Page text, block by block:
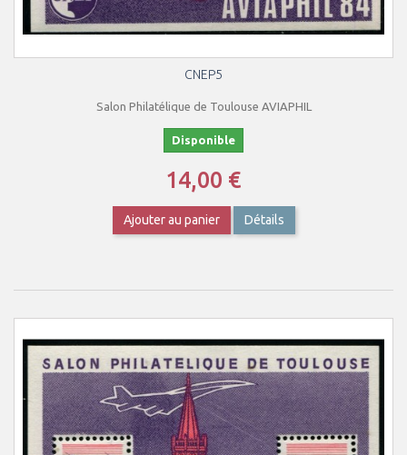
CNEP5
Salon Philatélique de Toulouse AVIAPHIL
Disponible
14,00 €
Ajouter au panier Détails